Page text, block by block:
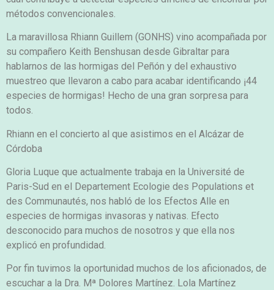
métodos convencionales.
La maravillosa Rhiann Guillem (GONHS) vino acompañada por
su compañero Keith Benshusan desde Gibraltar para
hablarnos de las hormigas del Peñón y del exhaustivo
muestreo que llevaron a cabo para acabar identificando ¡44
especies de hormigas! Hecho de una gran sorpresa para
todos.
Rhiann en el concierto al que asistimos en el Alcázar de
Córdoba
Gloria Luque que actualmente trabaja en la Université de
Paris-Sud en el Departement Ecologie des Populations et
des Communautés, nos habló de los Efectos Alle en
especies de hormigas invasoras y nativas. Efecto
desconocido para muchos de nosotros y que ella nos
explicó en profundidad.
Por fin tuvimos la oportunidad muchos de los aficionados, de
escuchar a la Dra. Mª Dolores Martínez. Lola Martínez